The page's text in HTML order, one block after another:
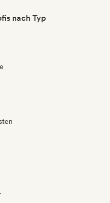
nach Typ